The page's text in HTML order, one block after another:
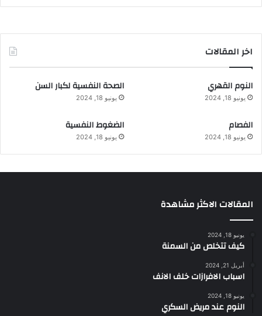
اخر المقالات
النوم القهري
يونيو 18, 2024
الصحة النفسية لكبار السن
يونيو 18, 2024
الفصام
يونيو 18, 2024
الضغوط النفسية
يونيو 18, 2024
المقالات الاكثر مشاهدة
يونيو 18, 2024
كيف تتخلص من السمنة
أبريل 21, 2024
اسباب الافرازات خلف الانف
يونيو 18, 2024
النوم عند مريض السكري